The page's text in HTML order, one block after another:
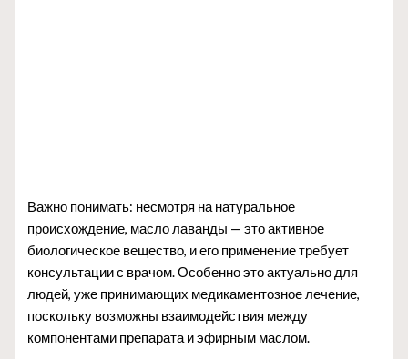
Важно понимать: несмотря на натуральное
происхождение, масло лаванды — это активное
биологическое вещество, и его применение требует
консультации с врачом. Особенно это актуально для
людей, уже принимающих медикаментозное лечение,
поскольку возможны взаимодействия между
компонентами препарата и эфирным маслом.